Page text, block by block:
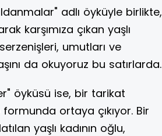
adlı öyküyle birlikte,
karşımıza çıkan yaşlı
umutları ve
da okuyoruz bu satırlarda.
öyküsü ise, bir tarikat
ortaya çıkıyor. Bir
yaşlı kadının oğlu,